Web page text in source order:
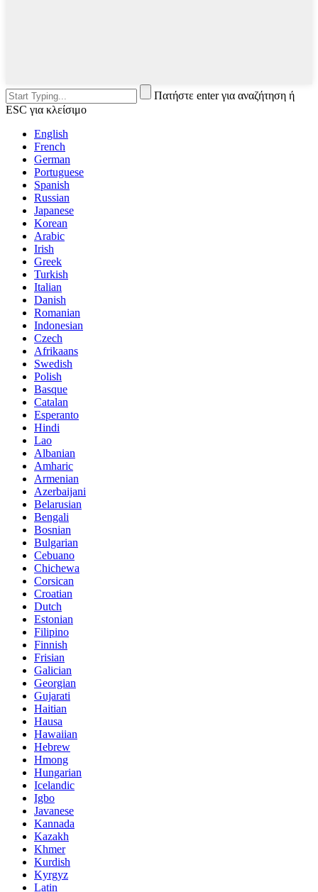
Πατήστε enter για αναζήτηση ή
ESC για κλείσιμο
English
French
German
Portuguese
Spanish
Russian
Japanese
Korean
Arabic
Irish
Greek
Turkish
Italian
Danish
Romanian
Indonesian
Czech
Afrikaans
Swedish
Polish
Basque
Catalan
Esperanto
Hindi
Lao
Albanian
Amharic
Armenian
Azerbaijani
Belarusian
Bengali
Bosnian
Bulgarian
Cebuano
Chichewa
Corsican
Croatian
Dutch
Estonian
Filipino
Finnish
Frisian
Galician
Georgian
Gujarati
Haitian
Hausa
Hawaiian
Hebrew
Hmong
Hungarian
Icelandic
Igbo
Javanese
Kannada
Kazakh
Khmer
Kurdish
Kyrgyz
Latin